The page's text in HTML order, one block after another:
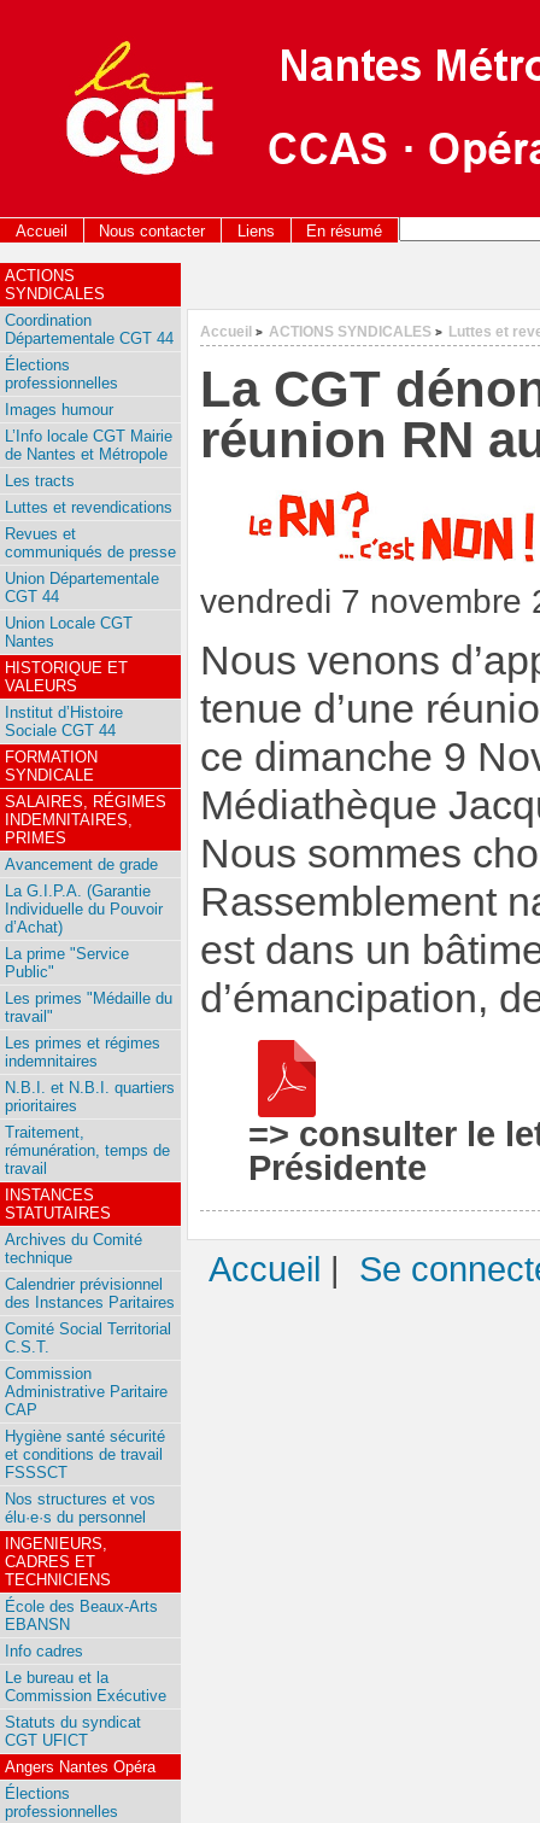
Accueil Nous contacter Liens En résumé
Accueil > ACTIONS SYNDICALES > Luttes et
La CGT
réunion RN
vendredi 7 novembre
Nous venons
tenue d’une
ce dimanche 9
Médiathèque
Nous sommes
Rassemblement
est dans un
d’émancipation,
=> consulter le
Présidente
ACTIONS
SYNDICALES
Coordination
Départementale CGT 44
Élections
professionnelles
Images humour
L’Info locale CGT Mairie
de Nantes et Métropole
Les tracts
Luttes et revendications
Revues et
communiqués de presse
Union Départementale
CGT 44
Union Locale CGT
Nantes
HISTORIQUE ET
VALEURS
Institut d’Histoire
Sociale CGT 44
FORMATION
SYNDICALE
SALAIRES, RÉGIMES
INDEMNITAIRES,
PRIMES
Avancement de grade
La G.I.P.A. (Garantie
Individuelle du Pouvoir
d’Achat)
La prime "Service
Public"
Les primes "Médaille du
travail"
Les primes et régimes
indemnitaires
N.B.I. et N.B.I. quartiers
prioritaires
Traitement,
rémunération, temps de
travail
INSTANCES
STATUTAIRES
Archives du Comité
technique
Calendrier prévisionnel
des Instances Paritaires
Comité Social Territorial
C.S.T.
Commission
Administrative Paritaire
CAP
Hygiène santé sécurité
et conditions de travail
FSSSCT
Nos structures et vos
élu·e·s du personnel
INGENIEURS,
CADRES ET
TECHNICIENS
École des Beaux-Arts
EBANSN
Info cadres
Le bureau et la
Commission Exécutive
Statuts du syndicat
CGT UFICT
Angers Nantes Opéra
Élections
professionnelles
Accueil | Se